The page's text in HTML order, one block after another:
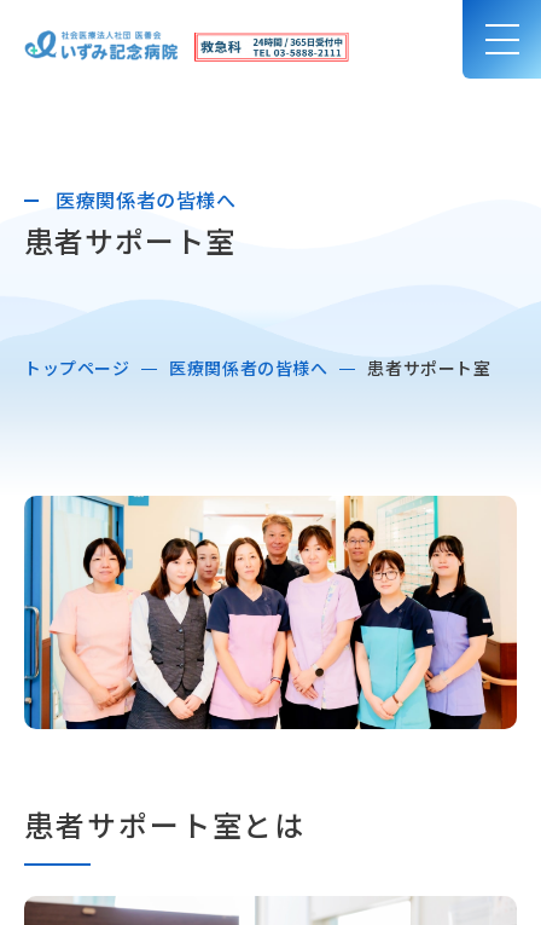
医療関係者の皆様へ
患者サポート室
トップページ 医療関係者の皆様へ 患者サポート室
患者サポート室とは